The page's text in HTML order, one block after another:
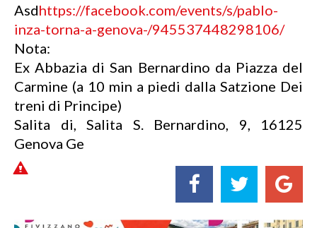
Asdhttps://facebook.com/events/s/pablo-
inza-torna-a-genova-/945537448298106/
Nota:
Ex Abbazia di San Bernardino da Piazza del
Carmine (a 10 min a piedi dalla Satzione Dei
treni di Principe)
Salita di, Salita S. Bernardino, 9, 16125
Genova Ge